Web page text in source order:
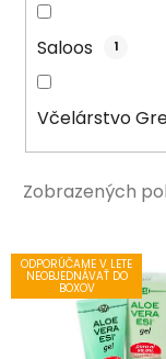
Saloos 1
Včelárstvo
Zobrazených
VODPORÚČAME V LETE
NEOBJEDNÁVAŤ DO
BOXOV